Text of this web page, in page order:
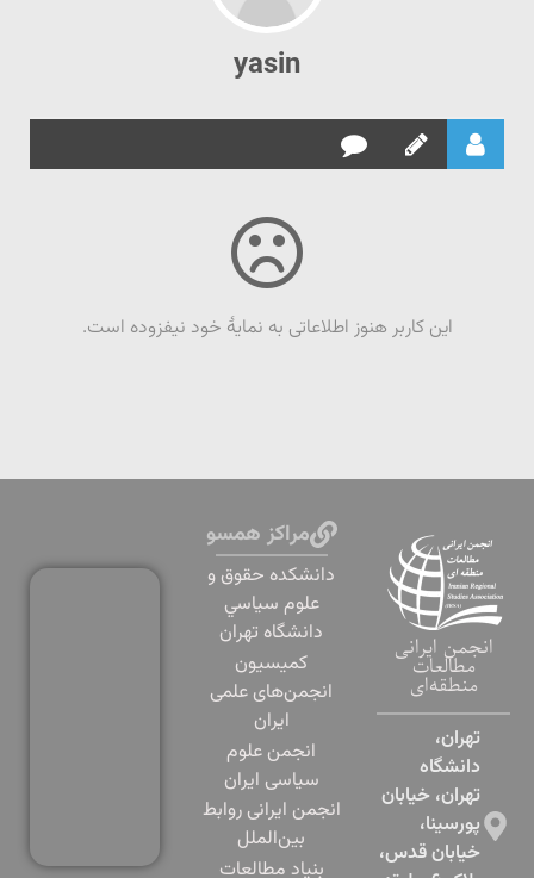
yasin
این کاربر هنوز اطلاعاتی به نمایۀ خود نیفزوده است.
انجمن ایرانی
مطالعات
منطقه‌ای
تهران،
دانشگاه
تهران، خیابان
پورسینا،
خیابان قدس،
مراکز همسو
دانشكده حقوق و
علوم سياسي
دانشگاه تهران
کمیسیون
انجمن‌های علمی
ایران
انجمن علوم
سیاسی ایران
انجمن ایرانی روابط
بین‌الملل
بنياد مطالعات